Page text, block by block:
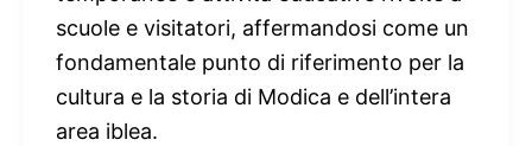
scuole e visitatori, affermandosi come un
fondamentale punto di riferimento per la
cultura e la storia di Modica e dell’intera
area iblea.